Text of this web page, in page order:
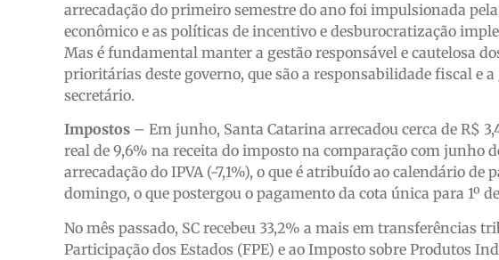
arrecadação do primeiro semestre do ano foi impulsionada
econômico e as políticas de incentivo e desburocratização
Mas é fundamental manter a gestão responsável e cautelosa
prioritárias deste governo, que são a responsabilidade fiscal e a
secretário.
Impostos – Em junho, Santa Catarina arrecadou cerca de R$
real de 9,6% na receita do imposto na comparação com junho
arrecadação do IPVA (-7,1%), o que é atribuído ao calendário
domingo, o que postergou o pagamento da cota única para 1º
No mês passado, SC recebeu 33,2% a mais em transferências
Participação dos Estados (FPE) e ao Imposto sobre Produtos